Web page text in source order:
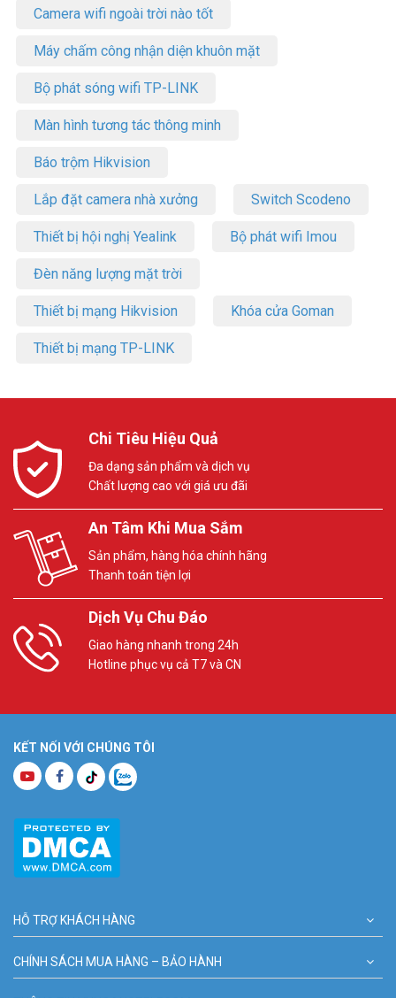
Camera wifi ngoài trời nào tốt
Máy chấm công nhận diện khuôn mặt
Bộ phát sóng wifi TP-LINK
Màn hình tương tác thông minh
Báo trộm Hikvision
Lắp đặt camera nhà xưởng Switch Scodeno
Thiết bị hội nghị Yealink Bộ phát wifi Imou
Đèn năng lượng mặt trời
Thiết bị mạng Hikvision Khóa cửa Goman
Thiết bị mạng TP-LINK
Chi Tiêu Hiệu Quả
Đa dạng sản phẩm và dịch vụ
Chất lượng cao với giá ưu đãi
An Tâm Khi Mua Sắm
Sản phẩm, hàng hóa chính hãng
Thanh toán tiện lợi
Dịch Vụ Chu Đáo
Giao hàng nhanh trong 24h
Hotline phục vụ cả T7 và CN
KẾT NỐI VỚI CHÚNG TÔI
HỖ TRỢ KHÁCH HÀNG
CHÍNH SÁCH MUA HÀNG – BẢO HÀNH